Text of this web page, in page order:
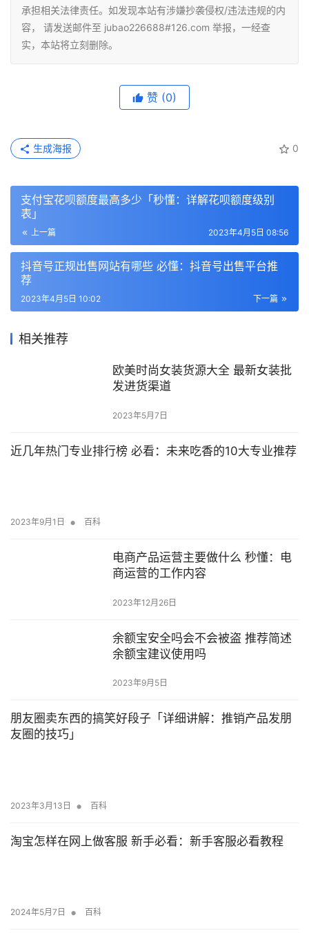
承担相关法律责任。如发现本站有涉嫌抄袭侵权/违法违规的内
容， 请发送邮件至 jubao226688#126.com 举报，一经查
实，本站将立刻删除。
赞 (0)
0
生成海报
支付宝花呗额度最高多少「秒懂：详解花呗额度级别
表」
上一篇 2023年4月5日 08:56
抖音号正规出售网站有哪些 必懂：抖音号出售平台推
荐
下一篇
2023年4月5日 10:02
相关推荐
欧美时尚女装货源大全 最新女装批
发进货渠道
2023年5月7日
近几年热门专业排行榜 必看：未来吃香的10大专业推荐
2023年9月1日 • 百科
电商产品运营主要做什么 秒懂：电
商运营的工作内容
2023年12月26日
余额宝安全吗会不会被盗 推荐简述
余额宝建议使用吗
2023年9月5日
朋友圈卖东西的搞笑好段子「详细讲解：推销产品发朋
友圈的技巧」
2023年3月13日 • 百科
淘宝怎样在网上做客服 新手必看：新手客服必看教程
2024年5月7日 • 百科